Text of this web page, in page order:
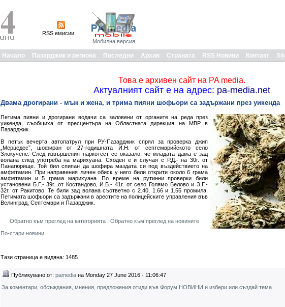
RSS емисии
Мобилна версия
Начало Пазарджик и региона Последни Архив Страната RSS Новини Контакт
Това е архивен сайт на PA media.
Актуалният сайт е на адрес: pa-media.net
Двама дрогирани - мъж и жена, и трима пияни шофьори са задържани през уикенда
Петима пияни и дрогирани водачи са заловени от органите на реда през
уикенда, съобщиха от пресцентъра на Областната дирекция на МВР в
Пазарджик.
В петък вечерта автопатрул при РУ-Пазарджик спрял за проверка джип
„Мерцедес”, шофиран от 27-годишната Й.Н. от септемврийското село
Злокучене. След извършения наркотест се оказало, че младата дама е зад
волана след употреба на марихуана. Сходен е и случая с Р.Д.- на 30г. от
Панагюрище. Той бил спипан да шофира маздата си под въздействието на
амфетамин. При направения личен обиск у него били открити около 6 грама
амфетамин и 5 грама марихуана. По време на рутинни проверки били
установени Б.Г.- 39г. от Костандово, И.Б.- 41г. от село Голямо Белово и З.Г.-
32г. от Ракитово. Те били зад волана съответно с 2.40, 1.66 и 1.55 промила.
Петимата шофьори са задържани в арестите на полицейските управления във
Велинград, Септември и Пазарджик.
Обратно към преглед на категорията
Обратно към преглед на новините
По-стари новини
Тази страница е видяна: 1485
Публикувано от: pamedia на Monday 27 June 2016 - 11:06:47
За коментари, обсъждания, мнения, предложения отиди във Форум НОВИНИ и избери или създай тема